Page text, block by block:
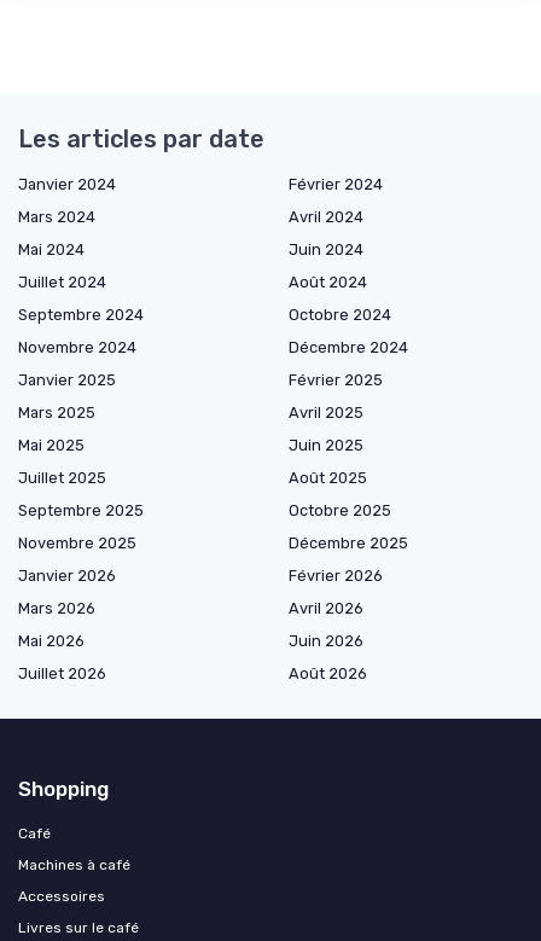
Les articles par date
Janvier 2024
Février 2024
Mars 2024
Avril 2024
Mai 2024
Juin 2024
Juillet 2024
Août 2024
Septembre 2024
Octobre 2024
Novembre 2024
Décembre 2024
Janvier 2025
Février 2025
Mars 2025
Avril 2025
Mai 2025
Juin 2025
Juillet 2025
Août 2025
Septembre 2025
Octobre 2025
Novembre 2025
Décembre 2025
Janvier 2026
Février 2026
Mars 2026
Avril 2026
Mai 2026
Juin 2026
Juillet 2026
Août 2026
Shopping
Café
Machines à café
Accessoires
Livres sur le café